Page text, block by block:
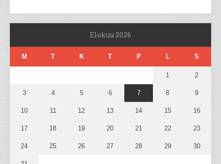
Elokuu 2026
M T K T P L S
1 2
3 4 5 6 7 8 9
10 11 12 13 14 15 16
17 18 19 20 21 22 23
24 25 26 27 28 29 30